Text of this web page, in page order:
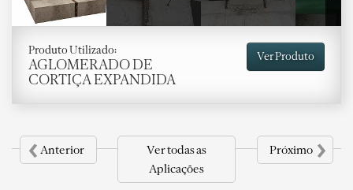
Produto Utilizado:
AGLOMERADO DE
CORTIÇA EXPANDIDA
Ver Produto
‹Anterior
Ver todas as
Aplicações
Próximo›